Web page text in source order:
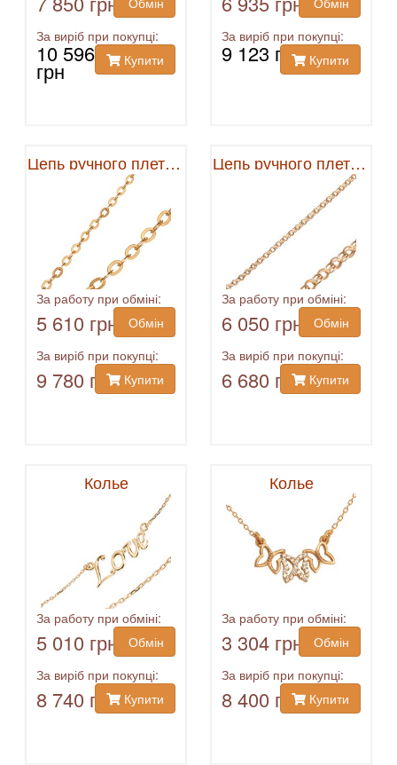
За виріб при покупці:
10 596
грн Купити
За виріб при покупці:
9 123 грн Купити
Цепь ручного плетения
За работу при обміні:
5 610 грн
Обмін
За виріб при покупці:
9 780 грн Купити
Цепь ручного плетения
За работу при обміні:
6 050 грн
Обмін
За виріб при покупці:
6 680 грн Купити
Колье
За работу при обміні:
5 010 грн
Обмін
За виріб при покупці:
8 740 грн Купити
Колье
За работу при обміні:
3 304 грн
Обмін
За виріб при покупці:
8 400 грн Купити